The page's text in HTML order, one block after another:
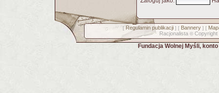
[ Regulamin publikacji] [ Bannery] [
Racjonalista © Copyright
Fundacja Wolnej Myśli,